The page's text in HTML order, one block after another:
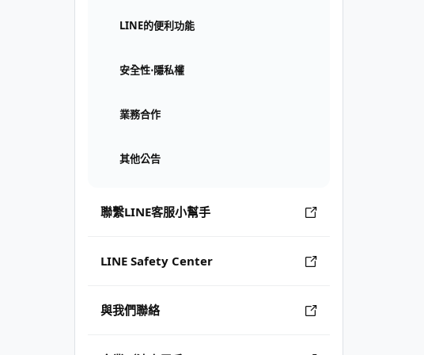
LINE的便利功能
安全性⋅隱私權
業務合作
其他公告
聯繫LINE客服小幫手
LINE Safety Center
與我們聯絡